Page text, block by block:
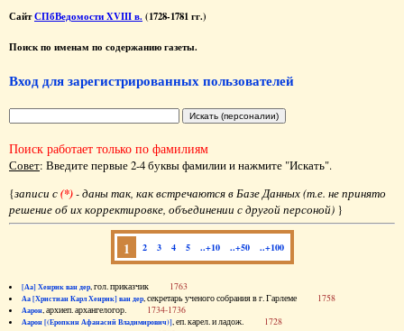
СайтСПбВедомости XVIII в. (1728-1781 гг.)
Поиск по именам по содержанию газеты.
Вход для зарегистрированных пользователей
Поиск работает только по фамилиям
Совет: Введите первые 2-4 буквы фамилии и нажмите "Искать".
{записи с(*)- даны так, как встречаются в Базе Данных (т.е. не принято
решение об их корректировке, объединении с другой персоной) }
1 2 3 4 5 ..+10 ..+50 ..+100
[Аа] Хенрик ван дер, гол. приказчик 1763
Аа [Христиан Карл Хенрик] ван дер, секретарь ученого собрания в г. Гарлеме 1758
Аарон, архиеп. архангелогор. 1734-1736
Аарон [(Еропкин Афанасий Владимирович)], еп. карел. и ладож. 1728